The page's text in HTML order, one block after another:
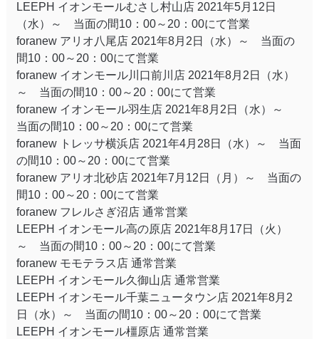
LEEPH イオンモールむさし村山店 2021年5月12日
（水）～ 当面の間10：00～20：00にて営業
foranew アリオ八尾店 2021年8月2日（水）～ 当面の
間10：00～20：00にて営業
foranew イオンモール川口前川店 2021年8月2日（水）
～ 当面の間10：00～20：00にて営業
foranew イオンモール羽生店 2021年8月2日（水）～
当面の間10：00～20：00にて営業
foranew トレッサ横浜店 2021年4月28日（水）～ 当面
の間10：00～20：00にて営業
foranew アリオ北砂店 2021年7月12日（月）～ 当面の
間10：00～20：00にて営業
foranew フレルさぎ沼店 通常営業
LEEPH イオンモール高の原店 2021年8月17日（火）
～ 当面の間10：00～20：00にて営業
foranew モモテラス店 通常営業
LEEPH イオンモール久御山店 通常営業
LEEPH イオンモール千葉ニュータウン店 2021年8月2
日（水）～ 当面の間10：00～20：00にて営業
LEEPH イオンモール橿原店 通常営業